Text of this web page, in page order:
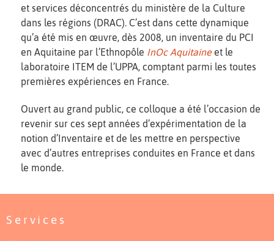
et services déconcentrés du ministère de la Culture
dans les régions (DRAC). C’est dans cette dynamique
qu’a été mis en œuvre, dès 2008, un inventaire du PCI
en Aquitaine par l’Ethnopôle InOc Aquitaineet le
laboratoire ITEM de l’UPPA, comptant parmi les toutes
premières expériences en France.
Ouvert au grand public, ce colloque a été l’occasion de
revenir sur ces sept années d’expérimentation de la
notion d’Inventaire et de les mettre en perspective
avec d’autres entreprises conduites en France et dans
le monde.
Services